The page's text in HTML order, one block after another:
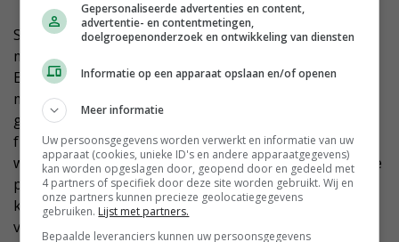
Schooleman vindt dat ook in Den Haag naar de regio
moet worden geluisterd. ‘Hoe het ministerie van
Economische Zaken zich als opdrachtgever opstelt, is
minstens zo belangrijk. Voldoende geld vrijmaken voor
goed omgevingsmanagement voorkomt een hoop
frustratie. Dat hier in Zeeland niet iemand uit Friesland
wordt langsgestuurd voor taxaties, maar iemand die de
plaatselijke situatie goed kent. Zodat je wat beter van
kot komt, zoals we hier zeggen. Oftewel: een goede
voorbereiding is het halve werk.’
Gepersonaliseerde advertenties en content,
advertentie- en contentmetingen,
doelgroepenonderzoek en ontwikkeling van diensten
Informatie op een apparaat opslaan en/of openen
Meer informatie
Uw persoonsgegevens worden verwerkt en informatie van uw
apparaat (cookies, unieke ID's en andere apparaatgegevens)
kan worden opgeslagen door, geopend door en gedeeld met
4 partners of specifiek door deze site worden gebruikt. Wij en
onze partners kunnen precieze geolocatiegegevens
gebruiken. Lijst met partners.
Bepaalde leveranciers kunnen uw persoonsgegevens